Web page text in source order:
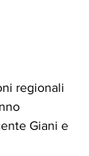
regionali
Giani e